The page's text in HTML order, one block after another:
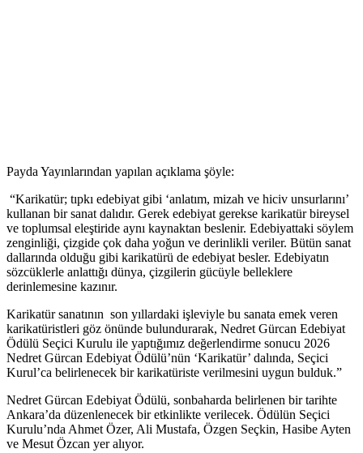
Payda Yayınlarından yapılan açıklama şöyle:
“Karikatür; tıpkı edebiyat gibi ‘anlatım, mizah ve hiciv unsurlarını’
kullanan bir sanat dalıdır. Gerek edebiyat gerekse karikatür bireysel
ve toplumsal eleştiride aynı kaynaktan beslenir. Edebiyattaki söylem
zenginliği, çizgide çok daha yoğun ve derinlikli veriler. Bütün sanat
dallarında olduğu gibi karikatürü de edebiyat besler. Edebiyatın
sözcüklerle anlattığı dünya, çizgilerin gücüyle belleklere
derinlemesine kazınır.
Karikatür sanatının son yıllardaki işleviyle bu sanata emek veren
karikatüristleri göz önünde bulundurarak, Nedret Gürcan Edebiyat
Ödülü Seçici Kurulu ile yaptığımız değerlendirme sonucu 2026
Nedret Gürcan Edebiyat Ödülü’nün ‘Karikatür’ dalında, Seçici
Kurul’ca belirlenecek bir karikatüriste verilmesini uygun bulduk.”
Nedret Gürcan Edebiyat Ödülü, sonbaharda belirlenen bir tarihte
Ankara’da düzenlenecek bir etkinlikte verilecek. Ödülün Seçici
Kurulu’nda Ahmet Özer, Ali Mustafa, Özgen Seçkin, Hasibe Ayten
ve Mesut Özcan yer alıyor.